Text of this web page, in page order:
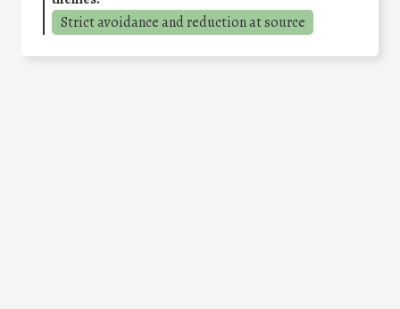
Strict avoidance and reduction at source